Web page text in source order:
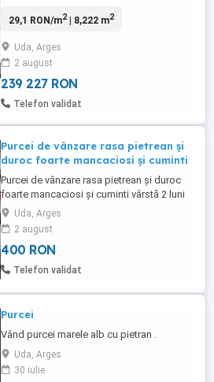
2122mp in zona rezidentiala intre case, cu
gard, cu o deschidere de 24 metri si iesire
directa la padure (valcea cu izvor
natural).Pe ...
29,1 RON/m2| 8,222 m2
Uda, Arges
2 august
239 227 RON
Telefon validat
Purcei de vânzare rasa pietrean și
duroc foarte mancaciosi și cuminti
Purcei de vânzare rasa pietrean și duroc
foarte mancaciosi și cuminti vârstă 2 luni
Uda, Arges
2 august
400 RON
Telefon validat
Purcei
Vând purcei marele alb cu pietran .
Uda, Arges
30 iulie